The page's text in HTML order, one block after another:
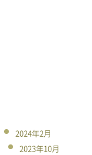
2024年2月
2023年10月